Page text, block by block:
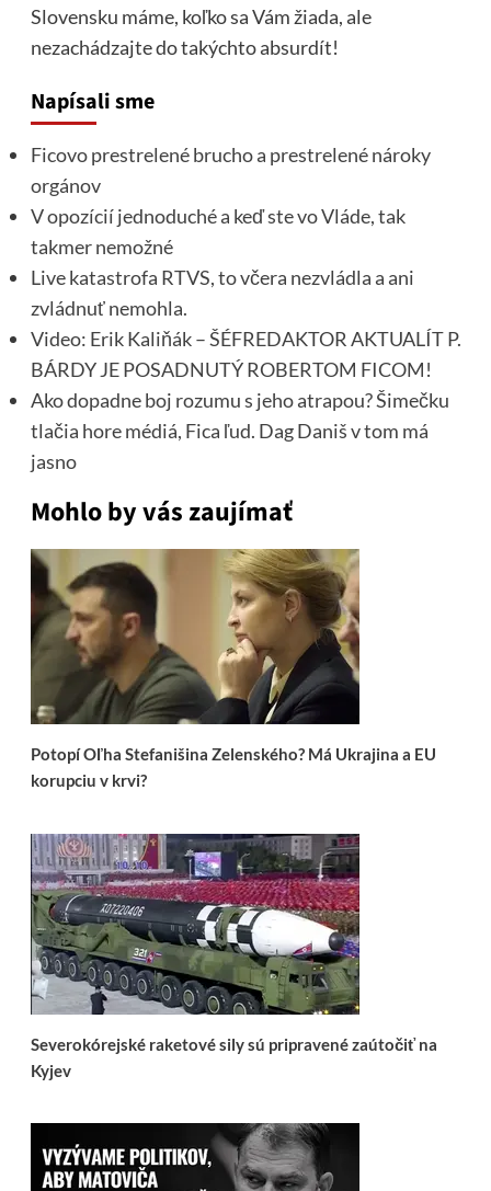
Slovensku máme, koľko sa Vám žiada, ale
nezachádzajte do takýchto absurdít!
Napísali sme
Ficovo prestrelené brucho a prestrelené nároky
orgánov
V opozícií jednoduché a keď ste vo Vláde, tak
takmer nemožné
Live katastrofa RTVS, to včera nezvládla a ani
zvládnuť nemohla.
Video: Erik Kaliňák – ŠÉFREDAKTOR AKTUALÍT P.
BÁRDY JE POSADNUTÝ ROBERTOM FICOM!
Ako dopadne boj rozumu s jeho atrapou? Šimečku
tlačia hore médiá, Fica ľud. Dag Daniš v tom má
jasno
Mohlo by vás zaujímať
Potopí Oľha Stefanišina Zelenského? Má Ukrajina a EU
korupciu v krvi?
Severokórejské raketové sily sú pripravené zaútočiť na
Kyjev